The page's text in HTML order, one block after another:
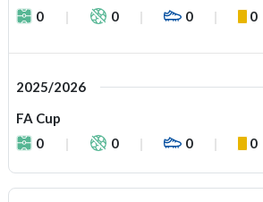
0
0 0 0
2025/2026
FA Cup
0
0 0 0